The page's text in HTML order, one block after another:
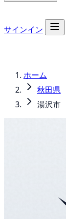
サインイン
ホーム
秋田県
湯沢市